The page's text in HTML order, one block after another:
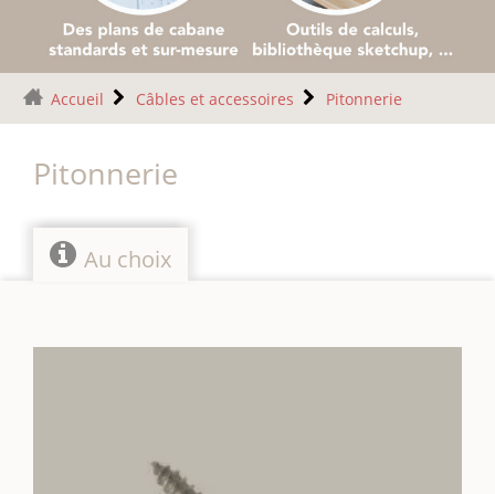
Accueil Câbles et accessoires Pitonnerie
Pitonnerie
Au choix